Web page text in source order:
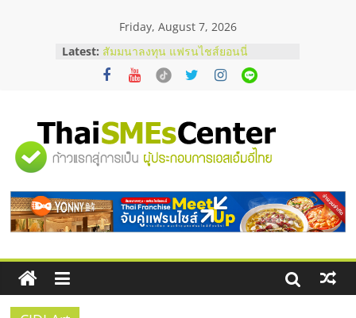
Friday, August 7, 2026
Latest: สัมมนาลงทุน แฟรนไชส์ยอนนี่
ThaiFranchise Meet Up จับคู่แฟรน
ไชส์ ครั้งที่ 8
บริษัท Cybersecurity ในไทยที่ไหนดี?
วิธีเลือกผู้ให้บริการให้คุ้มค่าและตอบ
โจทย์ธุรกิจ
เริ่มยังไงให้ผ่านฉลุย
สัมมนาออนไลน์ โอกาสบริหารสถานี
บริการน้ำมัน Shell
"ศูนย์
รวม
ข้อมูล
ธุรกิจ